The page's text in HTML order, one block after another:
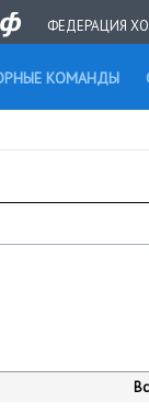
ФЕДЕРАЦИЯ
КОМАНДЫ